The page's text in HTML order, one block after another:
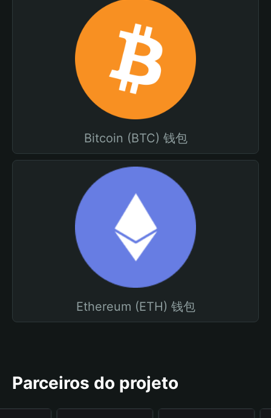
Bitcoin (BTC) 钱包
Ethereum (ETH) 钱包
Parceiros do projeto